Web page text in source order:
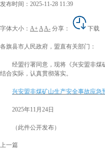
发布时间：2025-11-28 11:39
字体大小： A+ AA- 分享： 下载
各旗县市人民政府，盟直有关部门：
经盟行署同意，现将《兴安盟非煤
结合实际，认真贯彻落实。
兴安盟非煤矿山生产安全事故应急
2025年11月24日
（此件公开发布）
上一篇